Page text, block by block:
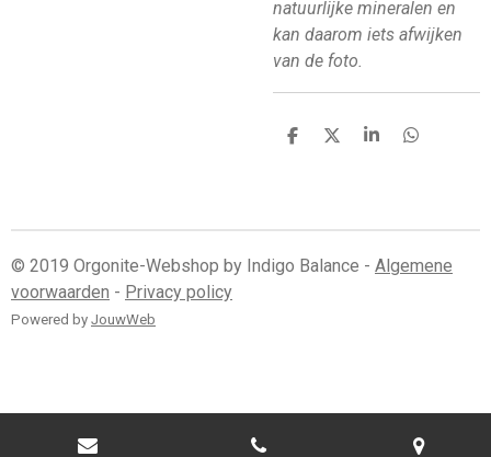
natuurlijke mineralen en
kan daarom iets afwijken
van de foto.
D
D
S
D
© 2019 Orgonite-Webshop by Indigo Balance - Algemene
voorwaarden - Privacy policy
Powered by JouwWeb